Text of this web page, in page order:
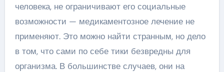
человека, не ограничивают его социальные
возможности — медикаментозное лечение не
применяют. Это можно найти странным, но дело
в том, что сами по себе тики безвредны для
организма. В большинстве случаев, они на